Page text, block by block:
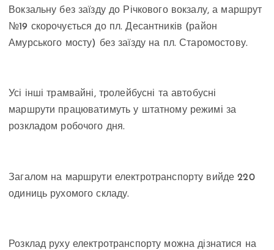
Вокзальну без заїзду до Річкового вокзалу, а маршрут
№19 скорочується до пл. Десантників (район
Амурського мосту) без заїзду на пл. Старомостову.
Усі інші трамвайні, тролейбусні та автобусні
маршрути працюватимуть у штатному режимі за
розкладом робочого дня.
Загалом на маршрути електротранспорту вийде 220
одиниць рухомого складу.
Розклад руху електротранспорту можна дізнатися на